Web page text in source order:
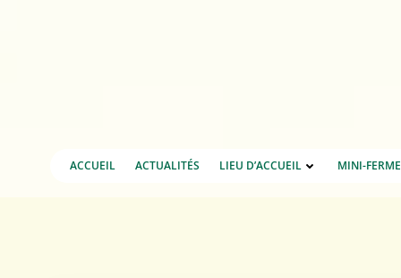
ACCUEIL ACTUALITÉS LIEU D’ACCUEIL MINI-